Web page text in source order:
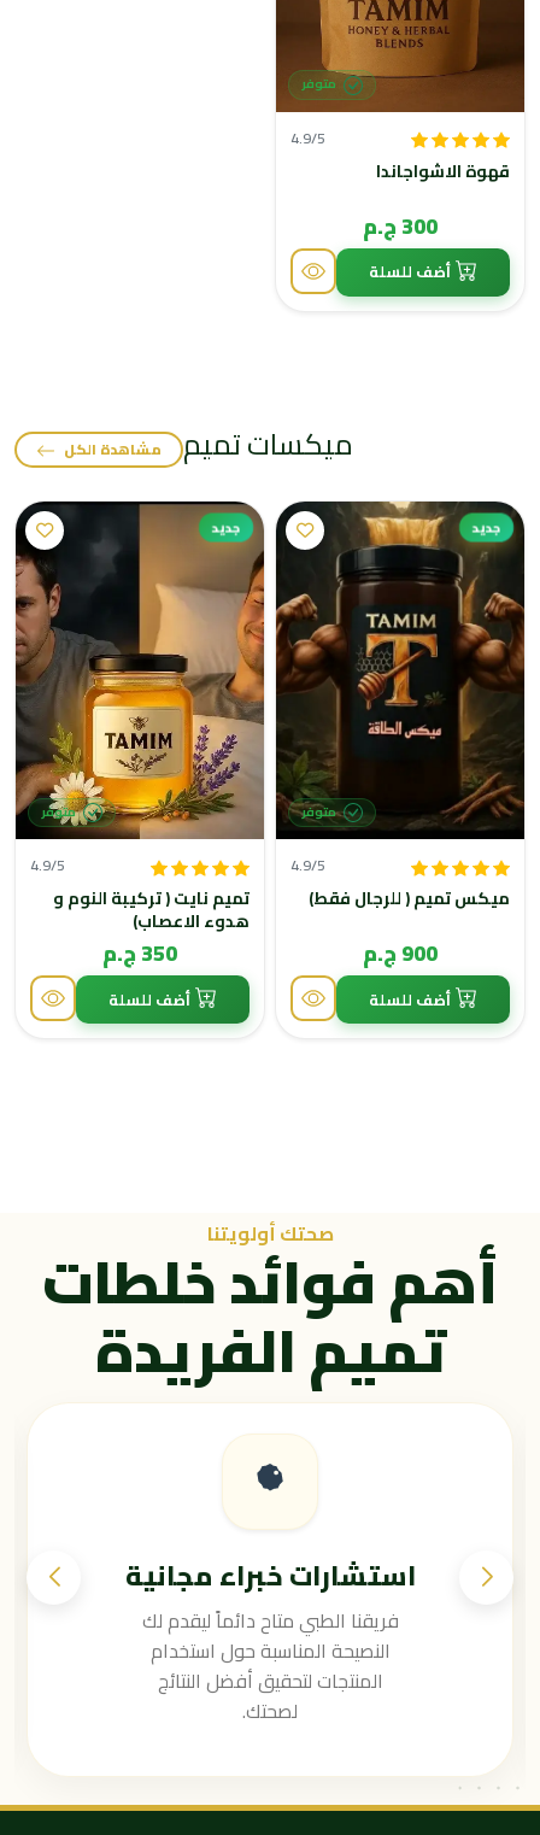
متوفر
4.9/5
قهوة الاشواجاندا
300 ج.م
أضف للسلة
ميكسات تميم مشاهدة الكل
جديد
متوفر
4.9/5
ميكس تميم ( للرجال فقط)
900 ج.م
أضف للسلة
جديد
متوفر
4.9/5
تميم نايت ( تركيبة النوم و
هدوء الاعصاب)
350 ج.م
أضف للسلة
صحتك أولويتنا
أهم فوائد خلطات
تميم الفريدة
استشارات خبراء مجانية
فريقنا الطبي متاح دائماً ليقدم لك
النصيحة المناسبة حول استخدام
المنتجات لتحقيق أفضل النتائج
لصحتك.